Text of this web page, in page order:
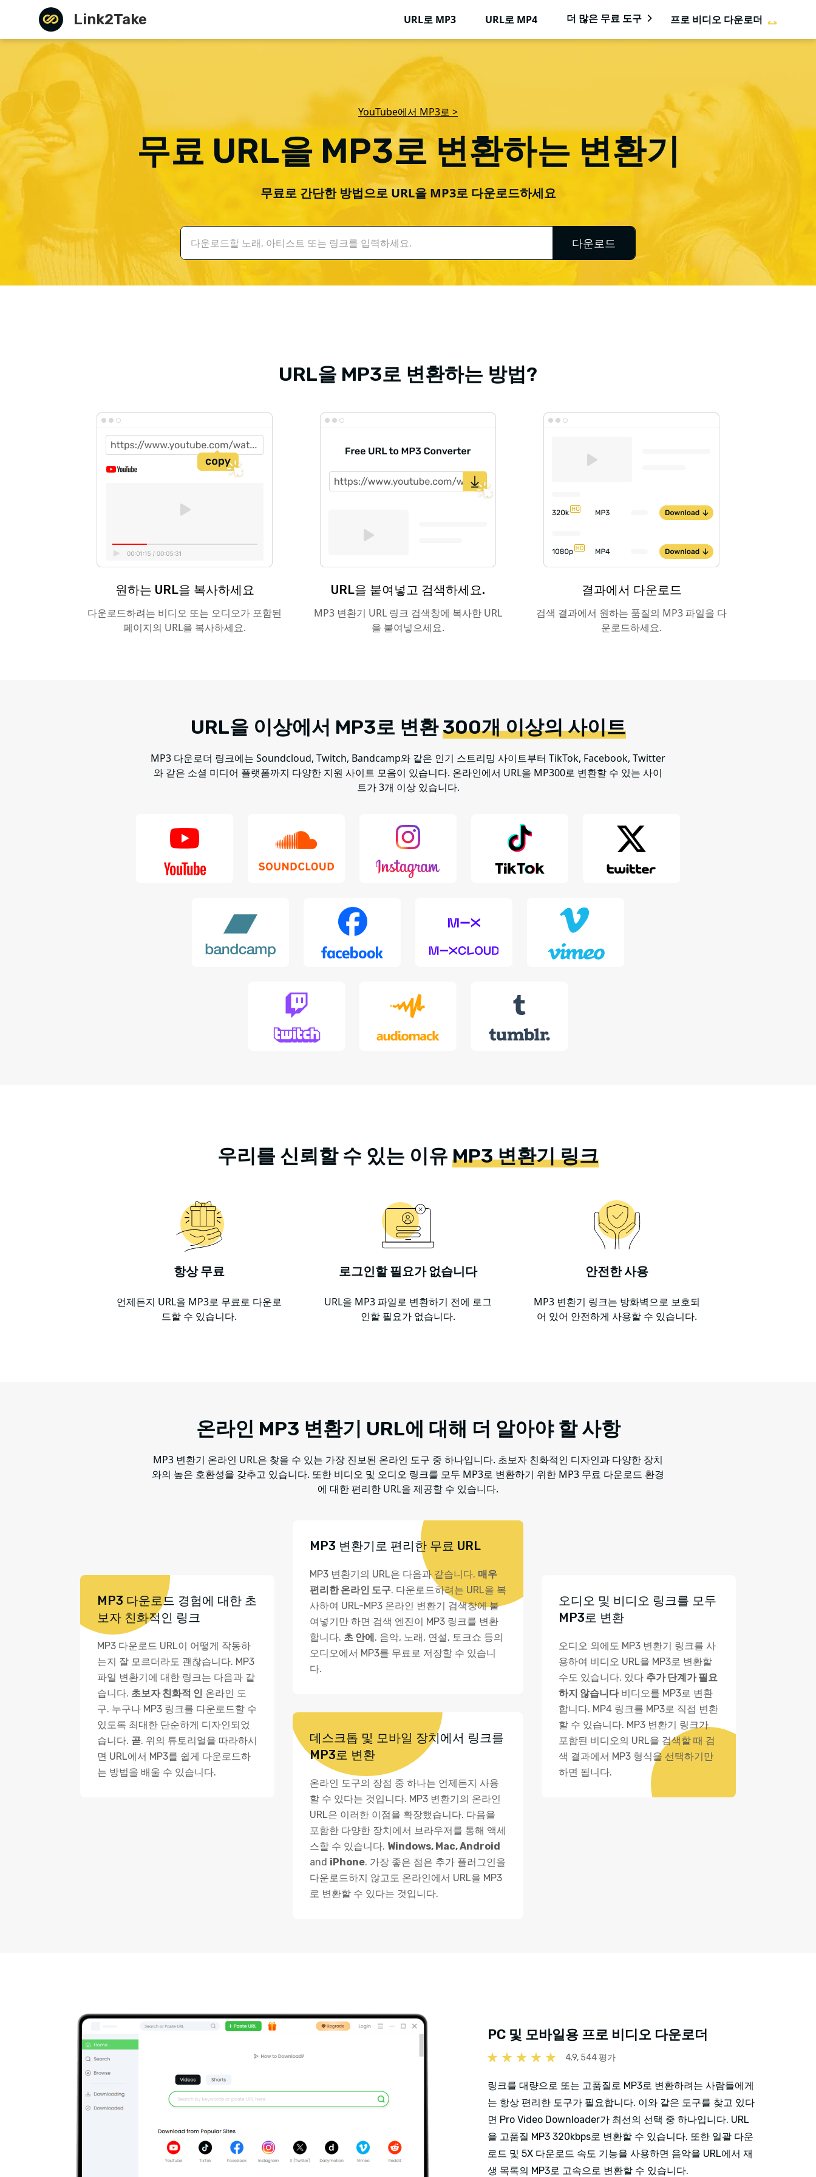
Link2Take URL로 MP3 URL로 MP4 더 많은 무료 도구 프로 비디오 다운로더
YouTube에서 MP3로 >
무료 URL을 MP3로 변환하는 변환기
무료로 간단한 방법으로 URL을 MP3로 다운로드하세요
다운로드
URL을 MP3로 변환하는 방법?
원하는 URL을 복사하세요
다운로드하려는 비디오 또는 오디오가 포함된
페이지의 URL을 복사하세요.
URL을 붙여넣고 검색하세요.
MP3 변환기 URL 링크 검색창에 복사한 URL
을 붙여넣으세요.
결과에서 다운로드
검색 결과에서 원하는 품질의 MP3 파일을 다
운로드하세요.
URL을 이상에서 MP3로 변환300개 이상의 사이트
MP3 다운로더 링크에는 Soundcloud, Twitch, Bandcamp와 같은 인기 스트리밍 사이트부터 TikTok, Facebook, Twitter
와 같은 소셜 미디어 플랫폼까지 다양한 지원 사이트 모음이 있습니다. 온라인에서 URL을 MP300로 변환할 수 있는 사이
트가 3개 이상 있습니다.
우리를 신뢰할 수 있는 이유 MP3 변환기 링크
항상 무료
언제든지 URL을 MP3로 무료로 다운로
드할 수 있습니다.
로그인할 필요가 없습니다
URL을 MP3 파일로 변환하기 전에 로그
인할 필요가 없습니다.
안전한 사용
MP3 변환기 링크는 방화벽으로 보호되
어 있어 안전하게 사용할 수 있습니다.
온라인 MP3 변환기 URL에 대해 더 알아야 할 사항
MP3 변환기 온라인 URL은 찾을 수 있는 가장 진보된 온라인 도구 중 하나입니다. 초보자 친화적인 디자인과 다양한 장치
와의 높은 호환성을 갖추고 있습니다. 또한 비디오 및 오디오 링크를 모두 MP3로 변환하기 위한 MP3 무료 다운로드 환경
에 대한 편리한 URL을 제공할 수 있습니다.
MP3 다운로드 경험에 대한 초
보자 친화적인 링크
MP3 다운로드 URL이 어떻게 작동하
는지 잘 모르더라도 괜찮습니다. MP3
파일 변환기에 대한 링크는 다음과 같
습니다. 초보자 친화적 인 온라인 도
구. 누구나 MP3 링크를 다운로드할 수
있도록 최대한 단순하게 디자인되었
습니다. 곧. 위의 튜토리얼을 따라하시
면 ​​URL에서 MP3를 쉽게 다운로드하
는 방법을 배울 수 있습니다.
MP3 변환기로 편리한 무료 URL
MP3 변환기의 URL은 다음과 같습니다. 매우
편리한 온라인 도구. 다운로드하려는 URL을 복
사하여 URL-MP3 온라인 변환기 검색창에 붙
여넣기만 하면 검색 엔진이 MP3 링크를 변환
합니다. 초 안에. 음악, 노래, 연설, 토크쇼 등의
오디오에서 MP3를 무료로 저장할 수 있습니
다.
데스크톱 및 모바일 장치에서 링크를
MP3로 변환
온라인 도구의 장점 중 하나는 언제든지 사용
할 수 있다는 것입니다. MP3 변환기의 온라인
URL은 이러한 이점을 확장했습니다. 다음을
포함한 다양한 장치에서 브라우저를 통해 액세
스할 수 있습니다. Windows, Mac, Android
and iPhone. 가장 좋은 점은 추가 플러그인을
다운로드하지 않고도 온라인에서 URL을 MP3
로 변환할 수 있다는 것입니다.
오디오 및 비디오 링크를 모두
MP3로 변환
오디오 외에도 MP3 변환기 링크를 사
용하여 비디오 URL을 MP3로 변환할
수도 있습니다. 있다 추가 단계가 필요
하지 않습니다비디오를 MP3로 변환
합니다. MP4 링크를 MP3로 직접 변환
할 수 있습니다. MP3 변환기 링크가
포함된 비디오의 URL을 검색할 때 검
색 결과에서 MP3 형식을 선택하기만
하면 됩니다.
PC 및 모바일용 프로 비디오 다운로더
4.9, 544 평가
링크를 대량으로 또는 고품질로 MP3로 변환하려는 사람들에게
는 항상 편리한 도구가 필요합니다. 이와 같은 도구를 찾고 있다
면 Pro Video Downloader가 최선의 선택 중 하나입니다. URL
을 고품질 MP3 320kbps로 변환할 수 있습니다. 또한 일괄 다운
로드 및 5X 다운로드 속도 기능을 사용하면 음악을 URL에서 재
생 목록의 MP3로 고속으로 변환할 수 있습니다.